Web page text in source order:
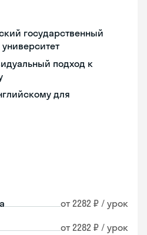
государственный
подход к
для
от 2282 ₽ / урок
от 2282 ₽ / урок